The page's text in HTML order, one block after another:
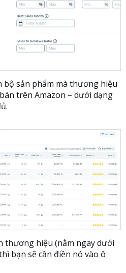
bộ sản phẩm mà thương hiệu
trên Amazon – dưới dạng
thương hiệu (nằm ngay dưới
bạn sẽ cần điền nó vào ô